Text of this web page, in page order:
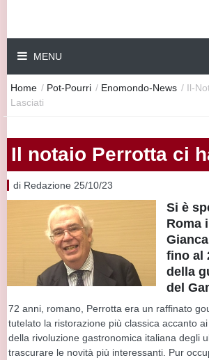
MENU
Home / Pot-Pourri / Enomondo-News / Il-
Lasciati
Il notaio Perrotta ci
di Redazione 25/10/23
Si è
Roma
fino al
della
del
72 anni, romano, Perrotta era un raffinato
tutelato la ristorazione più classica accanto
della rivoluzione gastronomica italiana degli
trascurare le novità più interessanti. Pur